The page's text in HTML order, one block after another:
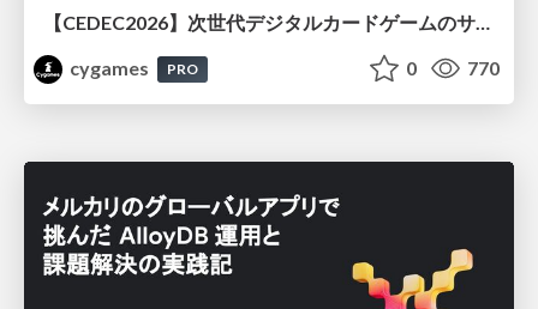
【CEDEC2026】次世代デジタルカードゲームのサーバー設計と運用 〜『Shadowverse: Worlds Beyond』の舞台裏～
cygames
PRO 0 770